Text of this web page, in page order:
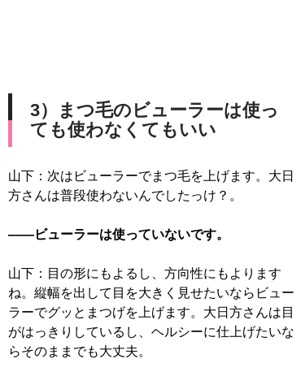
3）まつ毛のビューラーは使っ
ても使わなくてもいい
山下：次はビューラーでまつ毛を上げます。大日
方さんは普段使わないんでしたっけ？。
――ビューラーは使っていないです。
山下：目の形にもよるし、方向性にもよります
ね。縦幅を出して目を大きく見せたいならビュー
ラーでグッとまつげを上げます。大日方さんは目
がはっきりしているし、ヘルシーに仕上げたいな
らそのままでも大丈夫。